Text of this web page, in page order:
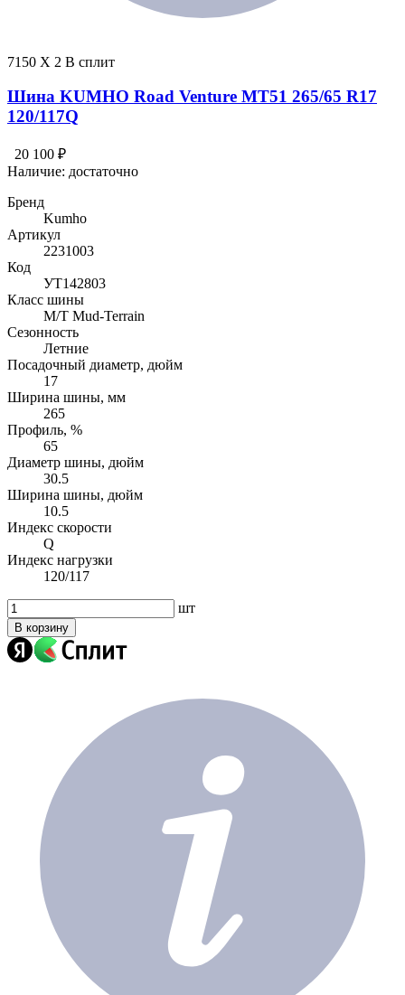
7150 X 2 В сплит
Шина KUMHO Road Venture MT51 265/65 R17
120/117Q
20 100 ₽
Наличие: достаточно
Бренд
Kumho
Артикул
2231003
Код
УТ142803
Класс шины
M/T Mud-Terrain
Сезонность
Летние
Посадочный диаметр, дюйм
17
Ширина шины, мм
265
Профиль, %
65
Диаметр шины, дюйм
30.5
Ширина шины, дюйм
10.5
Индекс скорости
Q
Индекс нагрузки
120/117
шт
В корзину